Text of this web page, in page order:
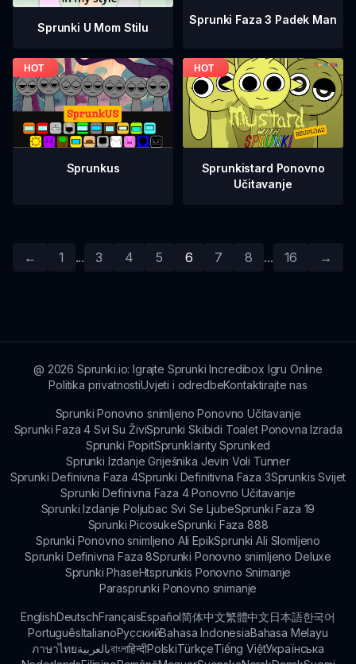
Sprunki U Mom Stilu
Sprunki Faza 3 Padek Man
Sprunkus
Sprunkistard Ponovno
Učitavanje
← 1 ... 3 4 5 6 7 8 ... 16 →
@ 2026 Sprunki.io: Igrajte Sprunki Incredibox Igru Online
Politika privatnostiUvjeti i odredbeKontaktirajte nas
Sprunki Ponovno snimljeno Ponovno Učitavanje
Sprunki Faza 4 Svi Su ŽiviSprunki Skibidi Toalet Ponovna Izrada
Sprunki PopitSprunklairity Sprunked
Sprunki Izdanje Griješnika Jevin Voli Tunner
Sprunki Definivna Faza 4Sprunki Definitivna Faza 3Sprunkis Svijet
Sprunki Definivna Faza 4 Ponovno Učitavanje
Sprunki Izdanje Poljubac Svi Se LjubeSprunki Faza 19
Sprunki PicosukeSprunki Faza 888
Sprunki Ponovno snimljeno Ali EpikSprunki Ali Slomljeno
Sprunki Definivna Faza 8Sprunki Ponovno snimljeno Deluxe
Sprunki PhaseHtsprunkis Ponovno Snimanje
Parasprunki Ponovno snimanje
EnglishDeutschFrançaisEspañol简体中文繁體中文日本語한국어
PortuguêsItalianoРусскийBahasa IndonesiaBahasa Melayu
ภาษาไทยبالعربيةবাংলাहिन्दीPolskiTürkçeTiếng ViệtУкраїнська